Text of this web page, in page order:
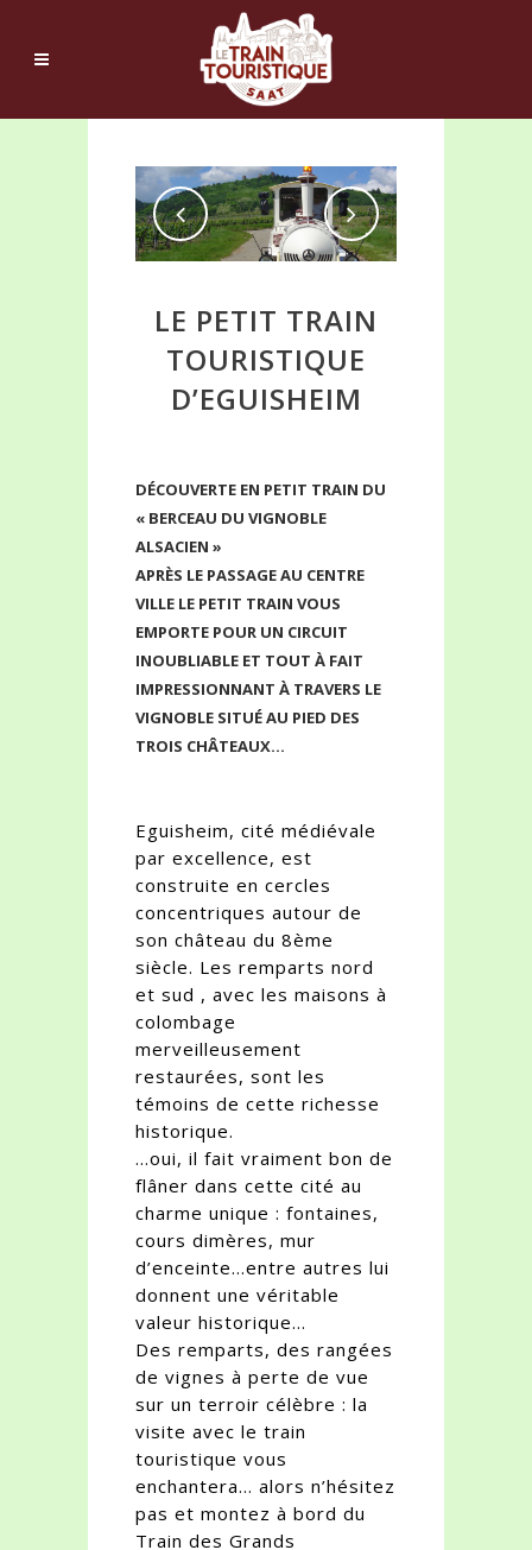
LE PETIT TRAIN
TOURISTIQUE
D’EGUISHEIM
DÉCOUVERTE EN PETIT TRAIN DU
« BERCEAU DU VIGNOBLE
ALSACIEN »
APRÈS LE PASSAGE AU CENTRE
VILLE LE PETIT TRAIN VOUS
EMPORTE POUR UN CIRCUIT
INOUBLIABLE ET TOUT À FAIT
IMPRESSIONNANT À TRAVERS LE
VIGNOBLE SITUÉ AU PIED DES
TROIS CHÂTEAUX…
Eguisheim, cité médiévale
par excellence, est
construite en cercles
concentriques autour de
son château du 8ème
siècle. Les remparts nord
et sud , avec les maisons à
colombage
merveilleusement
restaurées, sont les
témoins de cette richesse
historique.
…oui, il fait vraiment bon de
flâner dans cette cité au
charme unique : fontaines,
cours dimères, mur
d’enceinte…entre autres lui
donnent une véritable
valeur historique…
Des remparts, des rangées
de vignes à perte de vue
sur un terroir célèbre : la
visite avec le train
touristique vous
enchantera… alors n’hésitez
pas et montez à bord du
Train des Grands